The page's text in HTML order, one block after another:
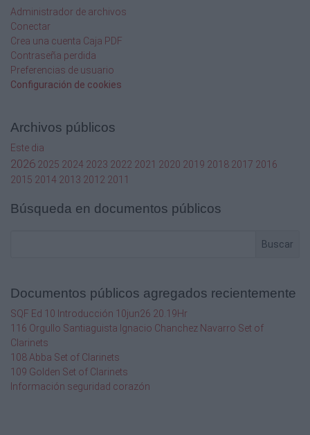
Administrador de archivos
Conectar
Crea una cuenta Caja PDF
Contraseña perdida
Preferencias de usuario
Configuración de cookies
Archivos públicos
Este dia
2026 2025 2024 2023 2022 2021 2020 2019 2018 2017 2016
2015 2014 2013 2012 2011
Búsqueda en documentos públicos
Buscar
Documentos públicos agregados recientemente
SQF Ed 10 Introducción 10jun26 20.19Hr
116 Orgullo Santiaguista Ignacio Chanchez Navarro Set of
Clarinets
108 Abba Set of Clarinets
109 Golden Set of Clarinets
Información seguridad corazón